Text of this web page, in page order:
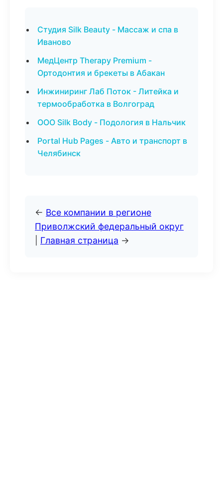
Студия Silk Beauty - Массаж и спа в
Иваново
МедЦентр Therapy Premium -
Ортодонтия и брекеты в Абакан
Инжиниринг Лаб Поток - Литейка и
термообработка в Волгоград
ООО Silk Body - Подология в Нальчик
Portal Hub Pages - Авто и транспорт в
Челябинск
← Все компании в регионе
Приволжский федеральный округ
Главная страница →